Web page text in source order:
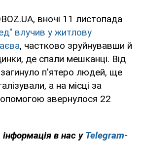
вночі 11 листопада
влучив у житлову
, частково зруйнувавши й
де спали мешканці. Від
п'ятеро людей, ще
а на місці за
звернулося 22
в нас у Telegram-